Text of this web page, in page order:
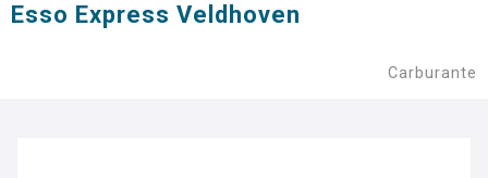
Esso Express Veldhoven
Carburante